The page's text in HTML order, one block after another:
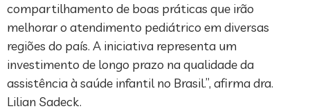
compartilhamento de boas práticas que irão
melhorar o atendimento pediátrico em diversas
regiões do país. A iniciativa representa um
investimento de longo prazo na qualidade da
assistência à saúde infantil no Brasil.”, afirma dra.
Lilian Sadeck.